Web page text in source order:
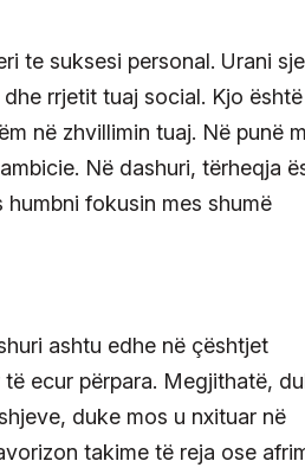
te suksesi personal. Urani
rrjetit tuaj social. Kjo
në zhvillimin tuaj. Në punë
Në dashuri, tërheqja
fokusin mes shumë
ashtu edhe në çështjet
ecur përpara. Megjithatë,
duke mos u nxituar në
takime të reja ose